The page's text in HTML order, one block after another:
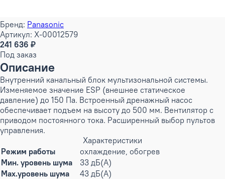
Бренд: Panasonic
Артикул: X-00012579
241 636 ₽
Под заказ
Описание
Внутренний канальный блок мультизональной системы.
Изменяемое значение ESP (внешнее статическое
давление) до 150 Па. Встроенный дренажный насос
обеспечивает подъем на высоту до 500 мм. Вентилятор с
приводом постоянного тока. Расширенный выбор пультов
управления.
Характеристики
Режим работы
охлаждение, обогрев
Мин. уровень шума
33 дБ(А)
Max.уровень шума
43 дБ(А)